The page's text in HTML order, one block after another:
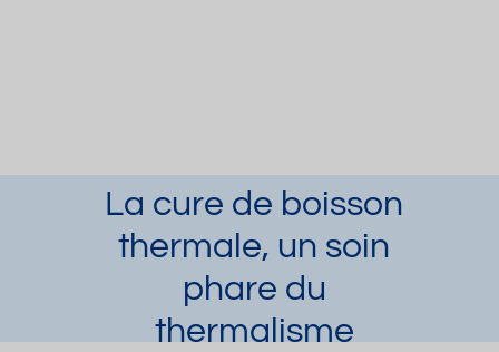
La cure de boisson
thermale, un soin
phare du
thermalisme